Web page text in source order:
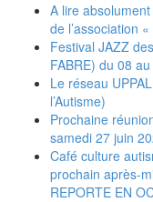
A lire
de l’association
Festival JAZZ
FABRE) du 08
Le réseau
l’Autisme)
Prochaine
samedi 27 juin
Café culture
prochain après-
REPORTE EN